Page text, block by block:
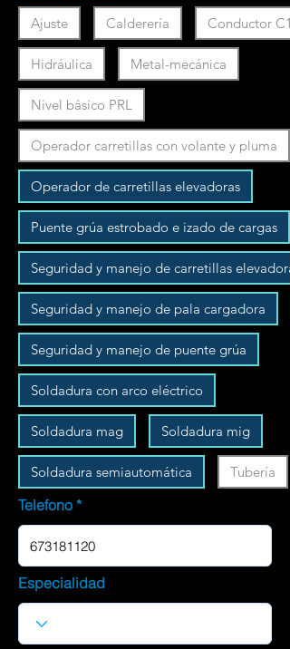
Ajuste Calderería Conductor C1
Hidráulica Metal-mecánica
Nivel básico PRL
Operador carretillas con volante y pluma
Operador de carretillas elevadoras
Puente grúa estrobado e izado de cargas
Seguridad y manejo de carretillas
Seguridad y manejo de pala cargadora
Seguridad y manejo de puente grúa
Soldadura con arco eléctrico
Soldadura mag Soldadura mig
Soldadura semiautomática Tubería
Telefono
Especialidad